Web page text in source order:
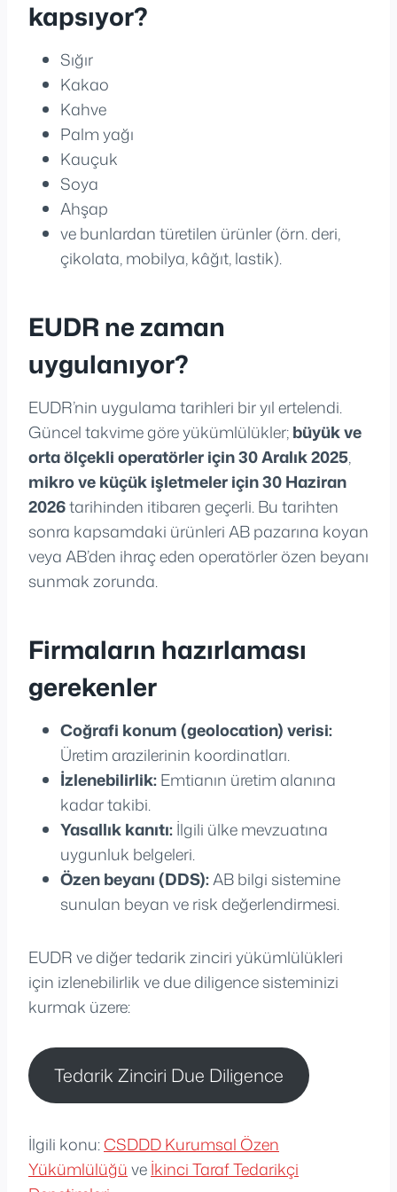
kapsıyor?
Sığır
Kakao
Kahve
Palm yağı
Kauçuk
Soya
Ahşap
ve bunlardan türetilen ürünler (örn. deri,
çikolata, mobilya, kâğıt, lastik).
EUDR ne zaman
uygulanıyor?
EUDR’nin uygulama tarihleri bir yıl ertelendi.
Güncel takvime göre yükümlülükler;büyük ve
orta ölçekli operatörler için 30 Aralık 2025,
mikro ve küçük işletmeler için 30 Haziran
2026tarihinden itibaren geçerli. Bu tarihten
sonra kapsamdaki ürünleri AB pazarına koyan
veya AB’den ihraç eden operatörler özen beyanı
sunmak zorunda.
Firmaların hazırlaması
gerekenler
Coğrafi konum (geolocation) verisi:
Üretim arazilerinin koordinatları.
İzlenebilirlik:Emtianın üretim alanına
kadar takibi.
Yasallık kanıtı:İlgili ülke mevzuatına
uygunluk belgeleri.
Özen beyanı (DDS):AB bilgi sistemine
sunulan beyan ve risk değerlendirmesi.
EUDR ve diğer tedarik zinciri yükümlülükleri
için izlenebilirlik ve due diligence sisteminizi
kurmak üzere:
Tedarik Zinciri Due Diligence
İlgili konu:CSDDD Kurumsal Özen
Yükümlülüğüveİkinci Taraf Tedarikçi